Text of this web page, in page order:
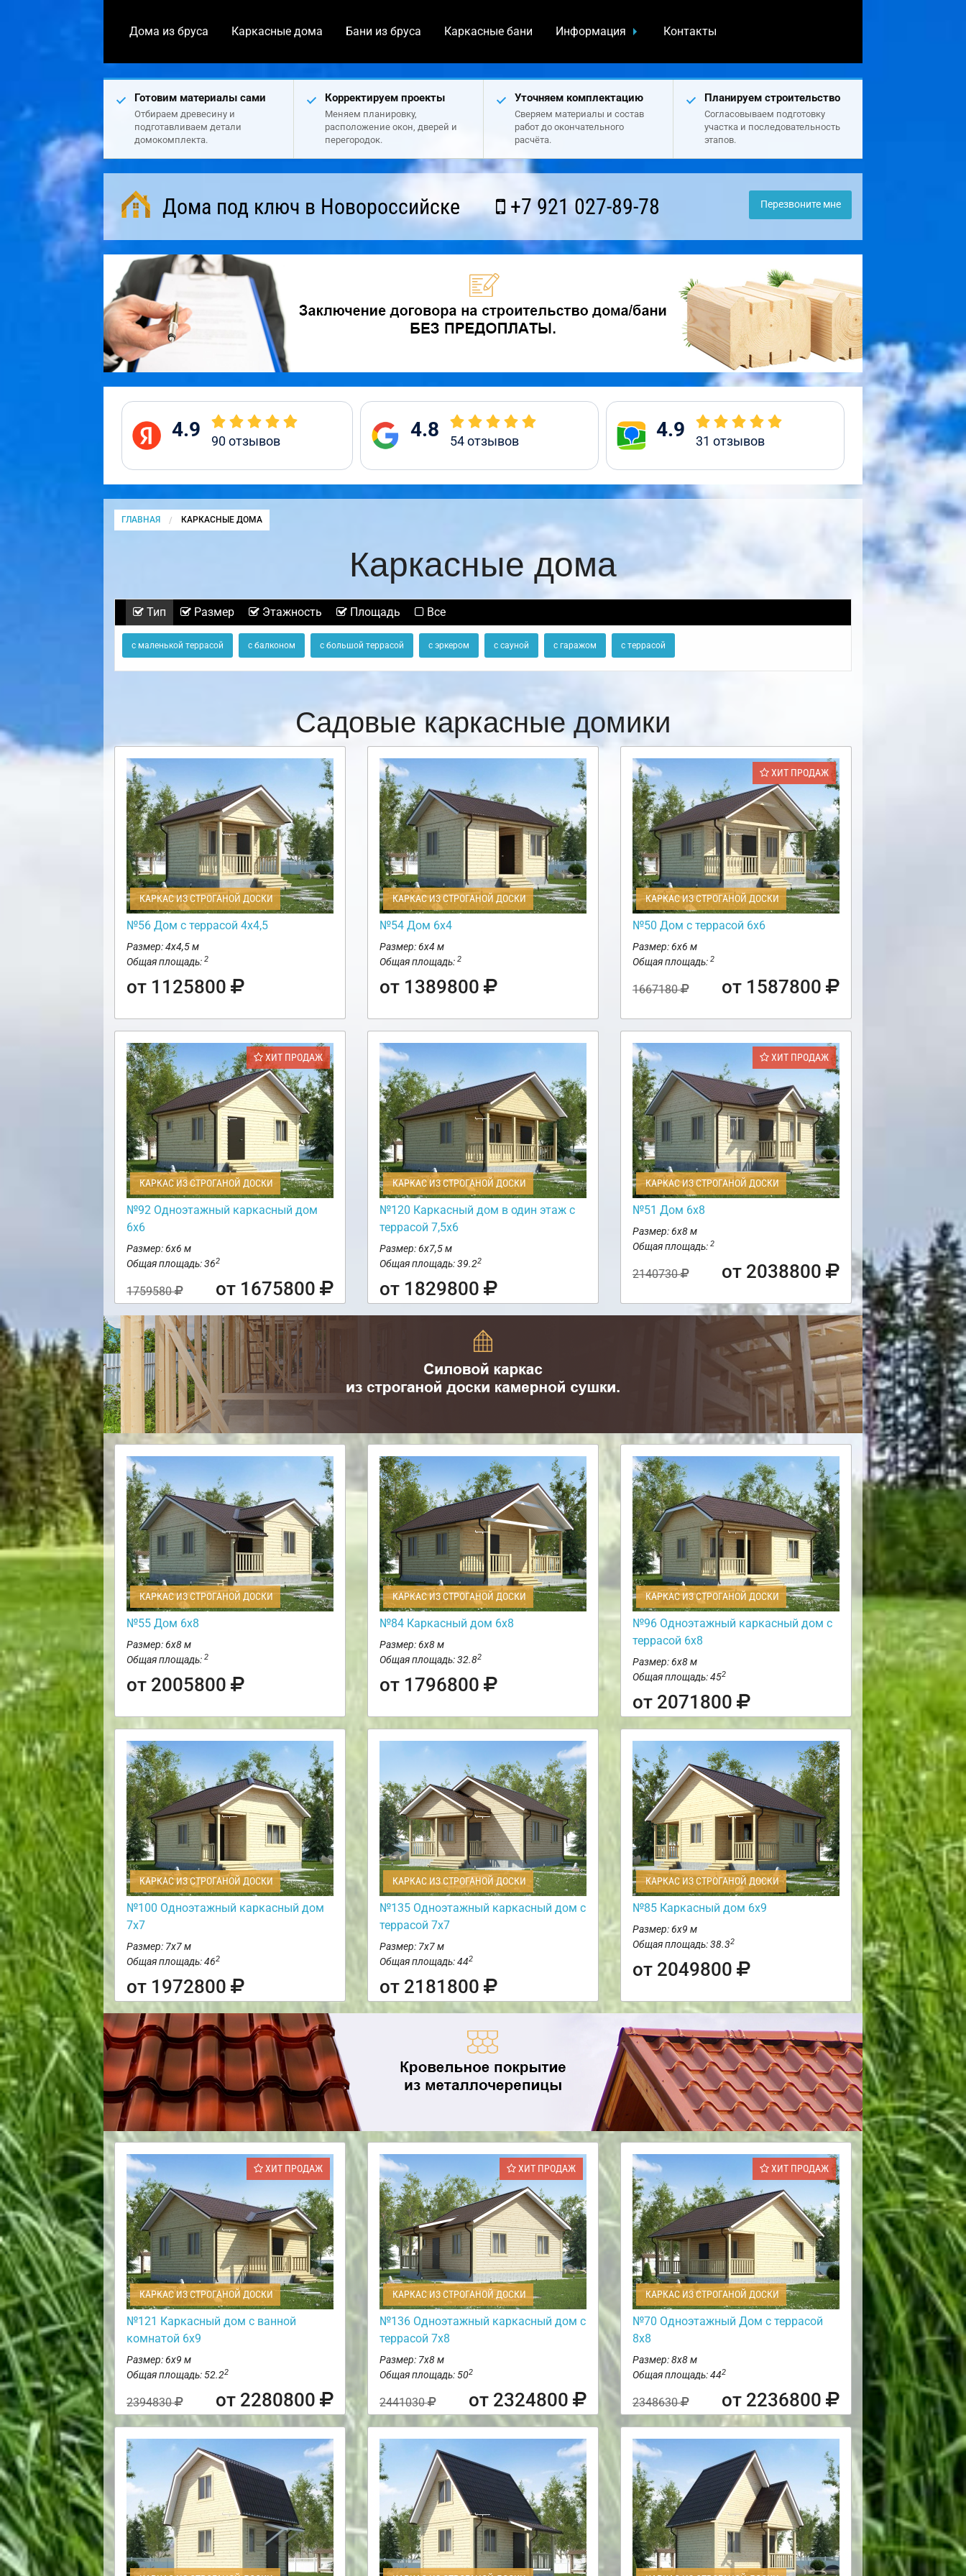
Дома из бруса Каркасные дома Бани из бруса Каркасные бани Информация Контакты
Готовим материалы сами
Отбираем древесину и
подготавливаем детали
домокомплекта.
Корректируем проекты
Меняем планировку,
расположение окон, дверей и
перегородок.
Уточняем комплектацию
Сверяем материалы и состав
работ до окончательного
расчёта.
Планируем строительство
Согласовываем подготовку
участка и последовательность
этапов.
Дома под ключ в Новороссийске +7 921 027-89-78 Перезвоните мне
4.9 90отзывов 4.8 54отзывов 4.9 31 отзывов
ГЛАВНАЯ CURRENT:
КАРКАСНЫЕ ДОМА
Каркасные дома
Тип Размер Этажность Площадь Все
с маленькой террасой с балконом с большой террасой с эркером с сауной с гаражом с террасой
Садовые каркасные домики
КАРКАС ИЗ СТРОГАНОЙ ДОСКИ
№56 Дом с террасой 4х4,5
Размер: 4х4,5 м
Общая площадь: 2
от 1125800
КАРКАС ИЗ СТРОГАНОЙ ДОСКИ
№54 Дом 6х4
Размер: 6х4 м
Общая площадь: 2
от 1389800
ХИТ ПРОДАЖ
КАРКАС ИЗ СТРОГАНОЙ ДОСКИ
№50 Дом с террасой 6х6
Размер: 6х6 м
Общая площадь: 2
1667180 от 1587800
ХИТ ПРОДАЖ
КАРКАС ИЗ СТРОГАНОЙ ДОСКИ
№92 Одноэтажный каркасный дом
6х6
Размер: 6х6 м
Общая площадь: 362
1759580 от 1675800
КАРКАС ИЗ СТРОГАНОЙ ДОСКИ
№120 Каркасный дом в один этаж с
террасой 7,5х6
Размер: 6х7,5 м
Общая площадь: 39.22
от 1829800
ХИТ ПРОДАЖ
КАРКАС ИЗ СТРОГАНОЙ ДОСКИ
№51 Дом 6х8
Размер: 6х8 м
Общая площадь: 2
2140730 от 2038800
КАРКАС ИЗ СТРОГАНОЙ ДОСКИ
№55 Дом 6х8
Размер: 6х8 м
Общая площадь: 2
от 2005800
КАРКАС ИЗ СТРОГАНОЙ ДОСКИ
№84 Каркасный дом 6х8
Размер: 6х8 м
Общая площадь: 32.82
от 1796800
КАРКАС ИЗ СТРОГАНОЙ ДОСКИ
№96 Одноэтажный каркасный дом с
террасой 6х8
Размер: 6х8 м
Общая площадь: 452
от 2071800
КАРКАС ИЗ СТРОГАНОЙ ДОСКИ
№100 Одноэтажный каркасный дом
7х7
Размер: 7х7 м
Общая площадь: 462
от 1972800
КАРКАС ИЗ СТРОГАНОЙ ДОСКИ
№135 Одноэтажный каркасный дом с
террасой 7х7
Размер: 7х7 м
Общая площадь: 442
от 2181800
КАРКАС ИЗ СТРОГАНОЙ ДОСКИ
№85 Каркасный дом 6х9
Размер: 6х9 м
Общая площадь: 38.32
от 2049800
ХИТ ПРОДАЖ
КАРКАС ИЗ СТРОГАНОЙ ДОСКИ
№121 Каркасный дом с ванной
комнатой 6х9
Размер: 6х9 м
Общая площадь: 52.22
2394830 от 2280800
ХИТ ПРОДАЖ
КАРКАС ИЗ СТРОГАНОЙ ДОСКИ
№136 Одноэтажный каркасный дом с
террасой 7х8
Размер: 7х8 м
Общая площадь: 502
2441030 от 2324800
ХИТ ПРОДАЖ
КАРКАС ИЗ СТРОГАНОЙ ДОСКИ
№70 Одноэтажный Дом с террасой
8х8
Размер: 8х8 м
Общая площадь: 442
2348630 от 2236800